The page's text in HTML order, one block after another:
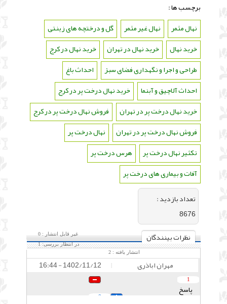
برچسب ها :
نهال مثمر
نهال غیر مثمر گل و درختچه های زینتی
خرید نهال
خرید نهال در تهران خرید نهال در کرج
طراحی و اجرا و نگهداری فضای سبز
احداث باغ
احداث آلاچیق و آبنما
خرید نهال درخت پر در کرج
خرید نهال درخت پر در تهران
فروش نهال درخت پر در کرج
فروش نهال درخت پر در تهران
نهال درخت پر
تکثیر نهال درخت پر
هرس درخت پر
آفات و بیماری های درخت پر
تعداد بازديد :
8676
نظرات بينندگان
غیر قابل انتشار : 0
در انتظار بررسی:1
انتشار یافته : 2
مهران اباذری |
1402/11/12 - 16:44
1
0
پاسخ